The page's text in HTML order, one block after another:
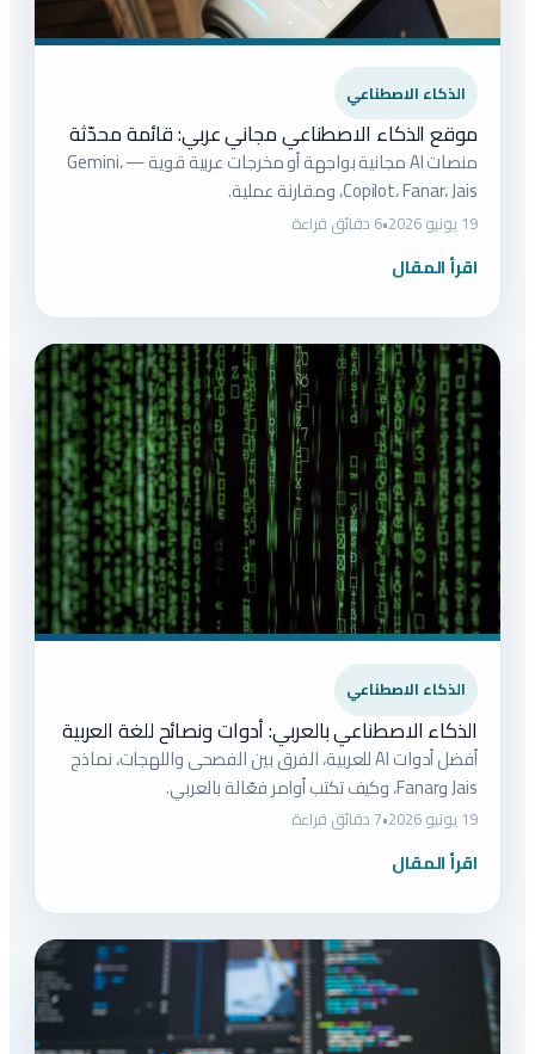
الذكاء الاصطناعي
موقع الذكاء الاصطناعي مجاني عربي: قائمة محدّثة
منصات AI مجانية بواجهة أو مخرجات عربية قوية — Gemini،
Copilot، Fanar، Jais، ومقارنة عملية.
19 يونيو 2026 •6 دقائق قراءة
اقرأ المقال
الذكاء الاصطناعي
الذكاء الاصطناعي بالعربي: أدوات ونصائح للغة العربية
أفضل أدوات AI للعربية، الفرق بين الفصحى واللهجات، نماذج
Jais وFanar، وكيف تكتب أوامر فعّالة بالعربي.
19 يونيو 2026 •7 دقائق قراءة
اقرأ المقال